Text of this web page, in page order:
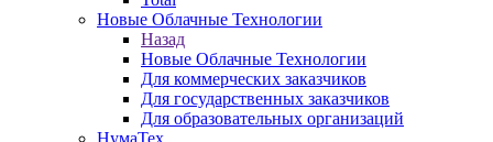
Новые Облачные Технологии
Назад
Новые Облачные Технологии
Для коммерческих заказчиков
Для государственных заказчиков
Для образовательных организаций
НумаТех